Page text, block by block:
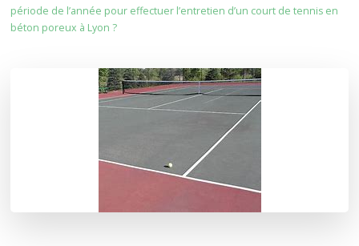
période de l’année pour effectuer l’entretien d’un court de tennis en
béton poreux à Lyon ?